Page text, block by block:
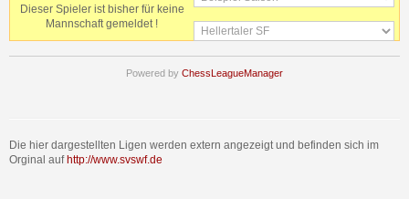
Dieser Spieler ist bisher für keine
Mannschaft gemeldet !
Powered by ChessLeagueManager
Die hier dargestellten Ligen werden extern angezeigt und befinden sich im
Orginal auf http://www.svswf.de